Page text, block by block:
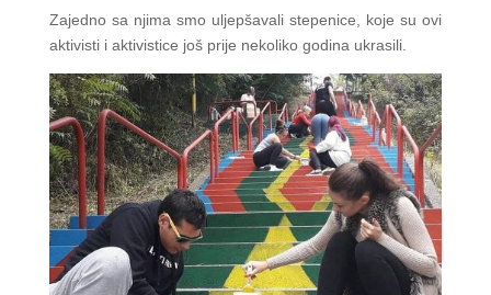
Zajedno sa njima smo uljepšavali stepenice, koje su ovi
aktivisti i aktivistice još prije nekoliko godina ukrasili.